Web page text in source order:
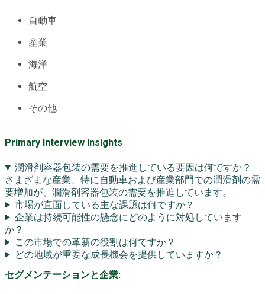
自動車
産業
海洋
航空
その他
Primary Interview Insights
潤滑剤容器包装の需要を推進している要因は何ですか？
さまざまな産業、特に自動車および産業部門での潤滑剤の需
要増加が、潤滑剤容器包装の需要を推進しています。
市場が直面している主な課題は何ですか？
企業は持続可能性の懸念にどのように対処しています
か？
この市場での革新の役割は何ですか？
どの地域が重要な成長機会を提供していますか？
セグメンテーションと企業: